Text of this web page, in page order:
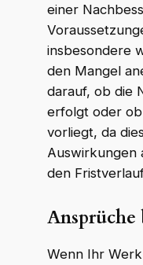
einer
insbesondere
den Mangel
darauf, ob die
erfolgt oder
vorliegt, da
Auswirkungen
den
Wenn Ihr